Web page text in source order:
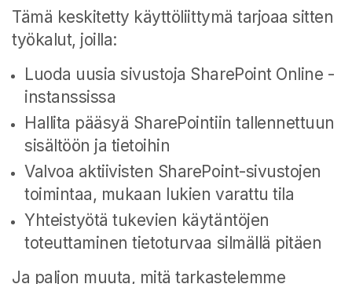
Tämä keskitetty käyttöliittymä tarjoaa sitten
työkalut, joilla:
Luoda uusia sivustoja SharePoint Online -
instanssissa
Hallita pääsyä SharePointiin tallennettuun
sisältöön ja tietoihin
Valvoa aktiivisten SharePoint-sivustojen
toimintaa, mukaan lukien varattu tila
Yhteistyötä tukevien käytäntöjen
toteuttaminen tietoturvaa silmällä pitäen
Ja paljon muuta, mitä tarkastelemme